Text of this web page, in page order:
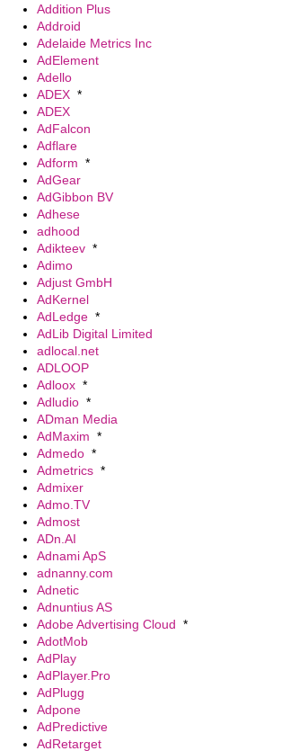
Addition Plus
Addroid
Adelaide Metrics Inc
AdElement
Adello
ADEX *
ADEX
AdFalcon
Adflare
Adform *
AdGear
AdGibbon BV
Adhese
adhood
Adikteev *
Adimo
Adjust GmbH
AdKernel
AdLedge *
AdLib Digital Limited
adlocal.net
ADLOOP
Adloox *
Adludio *
ADman Media
AdMaxim *
Admedo *
Admetrics *
Admixer
Admo.TV
Admost
ADn.AI
Adnami ApS
adnanny.com
Adnetic
Adnuntius AS
Adobe Advertising Cloud *
AdotMob
AdPlay
AdPlayer.Pro
AdPlugg
Adpone
AdPredictive
AdRetarget